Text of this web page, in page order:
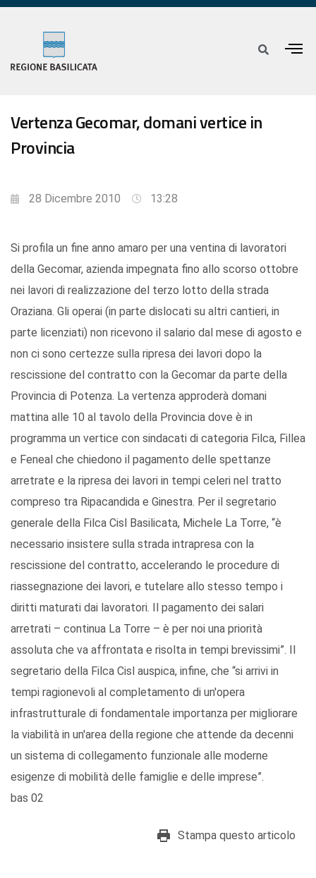
Vertenza Gecomar, domani vertice in
Provincia
28 Dicembre 2010 13:28
Si profila un fine anno amaro per una ventina di lavoratori
della Gecomar, azienda impegnata fino allo scorso ottobre
nei lavori di realizzazione del terzo lotto della strada
Oraziana. Gli operai (in parte dislocati su altri cantieri, in
parte licenziati) non ricevono il salario dal mese di agosto e
non ci sono certezze sulla ripresa dei lavori dopo la
rescissione del contratto con la Gecomar da parte della
Provincia di Potenza. La vertenza approderà domani
mattina alle 10 al tavolo della Provincia dove è in
programma un vertice con sindacati di categoria Filca, Fillea
e Feneal che chiedono il pagamento delle spettanze
arretrate e la ripresa dei lavori in tempi celeri nel tratto
compreso tra Ripacandida e Ginestra. Per il segretario
generale della Filca Cisl Basilicata, Michele La Torre, “è
necessario insistere sulla strada intrapresa con la
rescissione del contratto, accelerando le procedure di
riassegnazione dei lavori, e tutelare allo stesso tempo i
diritti maturati dai lavoratori. Il pagamento dei salari
arretrati – continua La Torre – è per noi una priorità
assoluta che va affrontata e risolta in tempi brevissimi”. Il
segretario della Filca Cisl auspica, infine, che “si arrivi in
tempi ragionevoli al completamento di un'opera
infrastrutturale di fondamentale importanza per migliorare
la viabilità in un'area della regione che attende da decenni
un sistema di collegamento funzionale alle moderne
esigenze di mobilità delle famiglie e delle imprese”.
bas 02
Stampa questo articolo